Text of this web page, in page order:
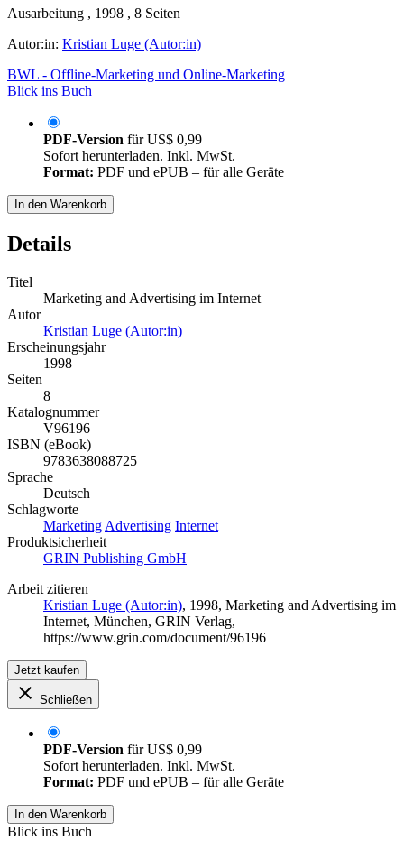
Ausarbeitung , 1998 , 8 Seiten
Autor:in: Kristian Luge (Autor:in)
BWL - Offline-Marketing und Online-Marketing
Blick ins Buch
PDF-Version fürUS$ 0,99
Sofort herunterladen. Inkl. MwSt.
Format: PDF und ePUB – für alle Geräte
In den Warenkorb
Details
Titel
Marketing and Advertising im Internet
Autor
Kristian Luge (Autor:in)
Erscheinungsjahr
1998
Seiten
8
Katalognummer
V96196
ISBN (eBook)
9783638088725
Sprache
Deutsch
Schlagworte
Marketing Advertising Internet
Produktsicherheit
GRIN Publishing GmbH
Arbeit zitieren
Kristian Luge (Autor:in), 1998, Marketing and Advertising im
Internet, München, GRIN Verlag,
https://www.grin.com/document/96196
Jetzt kaufen
Schließen
PDF-Version fürUS$ 0,99
Sofort herunterladen. Inkl. MwSt.
Format: PDF und ePUB – für alle Geräte
In den Warenkorb
Blick ins Buch